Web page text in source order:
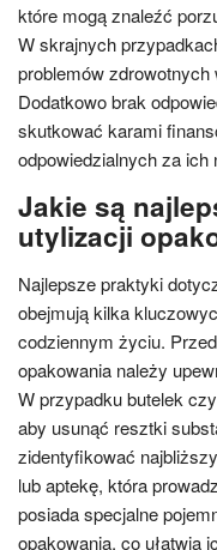
które mogą znaleźć
W skrajnych
problemów
Dodatkowo brak
skutkować karami
odpowiedzialnych za ich
Jakie są
utylizacji
Najlepsze praktyki
obejmują kilka
codziennym życiu.
opakowania należy
W przypadku butelek
aby usunąć resztki
zidentyfikować
lub aptekę, która
posiada specjalne
opakowania, co ułatwia